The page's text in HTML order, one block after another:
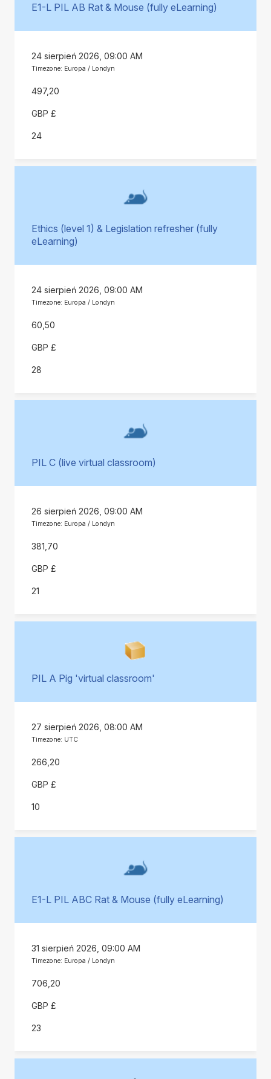
E1-L PIL AB Rat & Mouse (fully eLearning)
24 sierpień 2026, 09:00 AM
Timezone: Europa / Londyn
497,20
GBP £
24
Ethics (level 1) & Legislation refresher (fully
eLearning)
24 sierpień 2026, 09:00 AM
Timezone: Europa / Londyn
60,50
GBP £
28
PIL C (live virtual classroom)
26 sierpień 2026, 09:00 AM
Timezone: Europa / Londyn
381,70
GBP £
21
PIL A Pig 'virtual classroom'
27 sierpień 2026, 08:00 AM
Timezone: UTC
266,20
GBP £
10
E1-L PIL ABC Rat & Mouse (fully eLearning)
31 sierpień 2026, 09:00 AM
Timezone: Europa / Londyn
706,20
GBP £
23